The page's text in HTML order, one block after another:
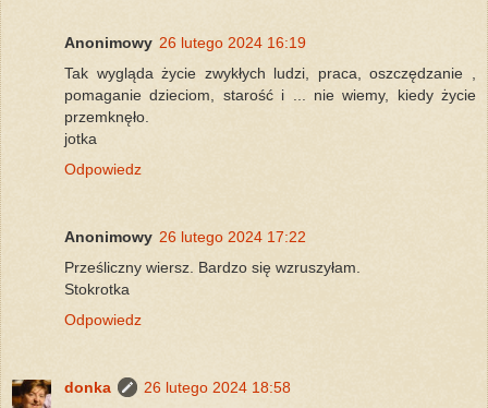
Anonimowy 26 lutego 2024 16:19
Tak wygląda życie zwykłych ludzi, praca, oszczędzanie ,
pomaganie dzieciom, starość i ... nie wiemy, kiedy życie
przemknęło.
jotka
Odpowiedz
Anonimowy 26 lutego 2024 17:22
Prześliczny wiersz. Bardzo się wzruszyłam.
Stokrotka
Odpowiedz
donka
26 lutego 2024 18:58